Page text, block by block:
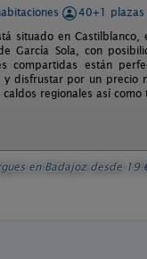
40+1 plazas
situado en
García Sola, con
compartidas están
disfrustar por un precio
regionales así como
en Badajozdesde 19